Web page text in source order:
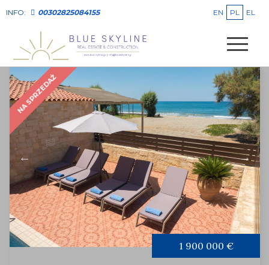
INFO: 00302825084155 EN PL EL
NA SPRZEDAŻ
1 900 000 €